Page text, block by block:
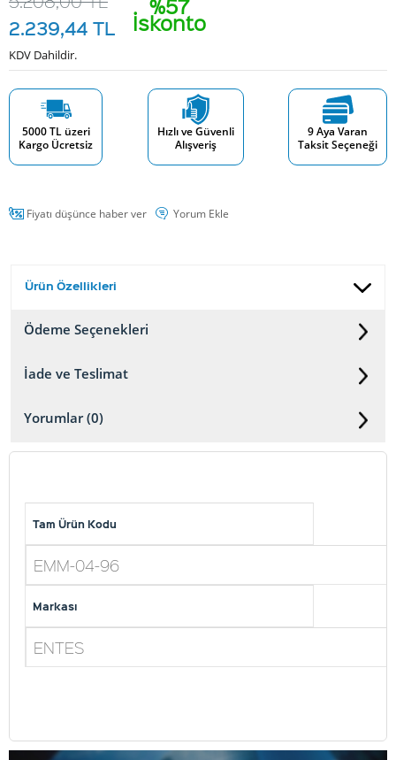
%57
İskonto
2.239,44 TL
KDV Dahildir.
5000 TL üzeri
Kargo Ücretsiz
Hızlı ve Güvenli
Alışveriş
9 Aya Varan
Taksit Seçeneği
Fiyatı düşünce haber ver Yorum Ekle
Ürün Özellikleri
Ödeme Seçenekleri
İade ve Teslimat
Yorumlar (0)
Tam Ürün Kodu
EMM-04-96
Markası
ENTES